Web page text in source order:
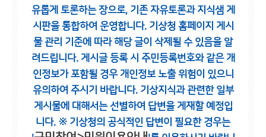
유롭게 토론하는 장으로, 기존 자유토론과 지식샘 게
시판을 통합하여 운영합니다. 기상청 홈페이지 게시
물 관리 기준에 따라 해당 글이 삭제될 수 있음을 알
려드립니다. 게시글 등록 시 주민등록번호와 같은 개
인정보가 포함될 경우 개인정보 노출 위험이 있으니
유의하여 주시기 바랍니다. 기상지식과 관련한 일부
게시물에 대해서는 선별하여 답변을 게재할 예정입
니다. ※ 기상청의 공식적인 답변이 필요한 경우는